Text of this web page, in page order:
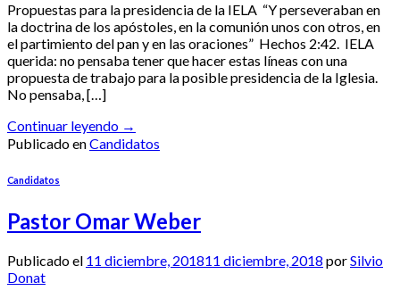
Propuestas para la presidencia de la IELA “Y perseveraban en
la doctrina de los apóstoles, en la comunión unos con otros, en
el partimiento del pan y en las oraciones” Hechos 2:42. IELA
querida: no pensaba tener que hacer estas líneas con una
propuesta de trabajo para la posible presidencia de la Iglesia.
No pensaba, […]
Continuar leyendo →
Publicado enCandidatos
Candidatos
Pastor Omar Weber
Publicado el 11 diciembre, 201811 diciembre, 2018 porSilvio
Donat